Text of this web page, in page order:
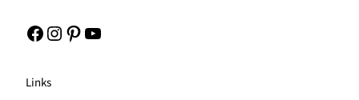
Facebook Instagram Pinterest YouTube
Links